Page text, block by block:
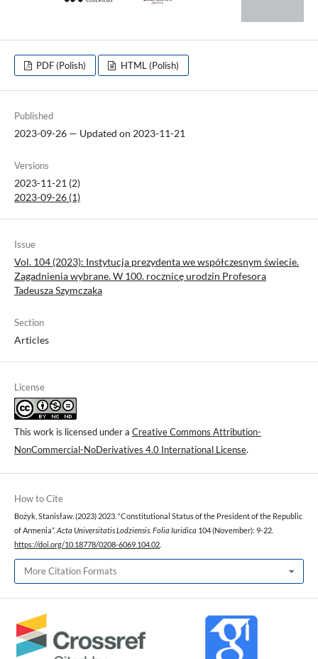
PDF (Polish) HTML (Polish)
Published
2023-09-26 — Updated on 2023-11-21
Versions
2023-11-21 (2)
2023-09-26 (1)
Issue
Vol. 104 (2023): Instytucja prezydenta we współczesnym świecie.
Zagadnienia wybrane. W 100. rocznicę urodzin Profesora
Tadeusza Szymczaka
Section
Articles
License
This work is licensed under a Creative Commons Attribution-
NonCommercial-NoDerivatives 4.0 International License.
How to Cite
Bożyk, Stanisław. (2023) 2023. “Constitutional Status of the President of the Republic
of Armenia”. Acta Universitatis Lodziensis. Folia Iuridica 104 (November): 9-22.
https://doi.org/10.18778/0208-6069.104.02
More Citation Formats